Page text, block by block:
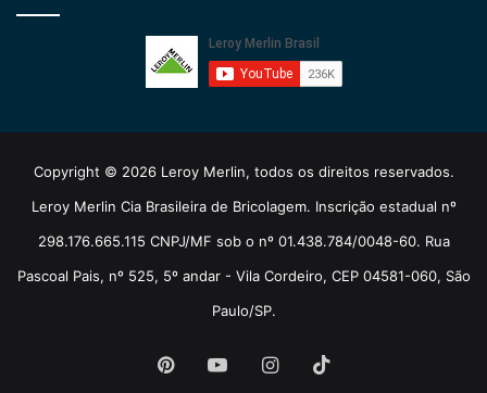
Copyright © 2026 Leroy Merlin, todos os direitos reservados.
Leroy Merlin Cia Brasileira de Bricolagem. Inscrição estadual nº
298.176.665.115 CNPJ/MF sob o nº 01.438.784/0048-60. Rua
Pascoal Pais, nº 525, 5º andar - Vila Cordeiro, CEP 04581-060, São
Paulo/SP.
PinterestYouTubeInstagram